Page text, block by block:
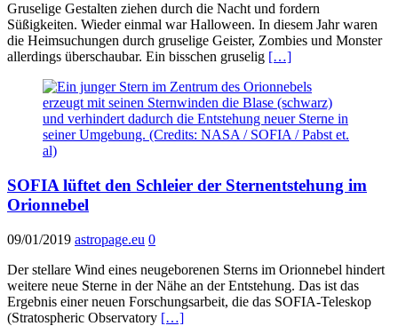
Gruselige Gestalten ziehen durch die Nacht und fordern
Süßigkeiten. Wieder einmal war Halloween. In diesem Jahr waren
die Heimsuchungen durch gruselige Geister, Zombies und Monster
allerdings überschaubar. Ein bisschen gruselig […]
SOFIA lüftet den Schleier der Sternentstehung im
Orionnebel
09/01/2019 astropage.eu 0
Der stellare Wind eines neugeborenen Sterns im Orionnebel hindert
weitere neue Sterne in der Nähe an der Entstehung. Das ist das
Ergebnis einer neuen Forschungsarbeit, die das SOFIA-Teleskop
(Stratospheric Observatory […]